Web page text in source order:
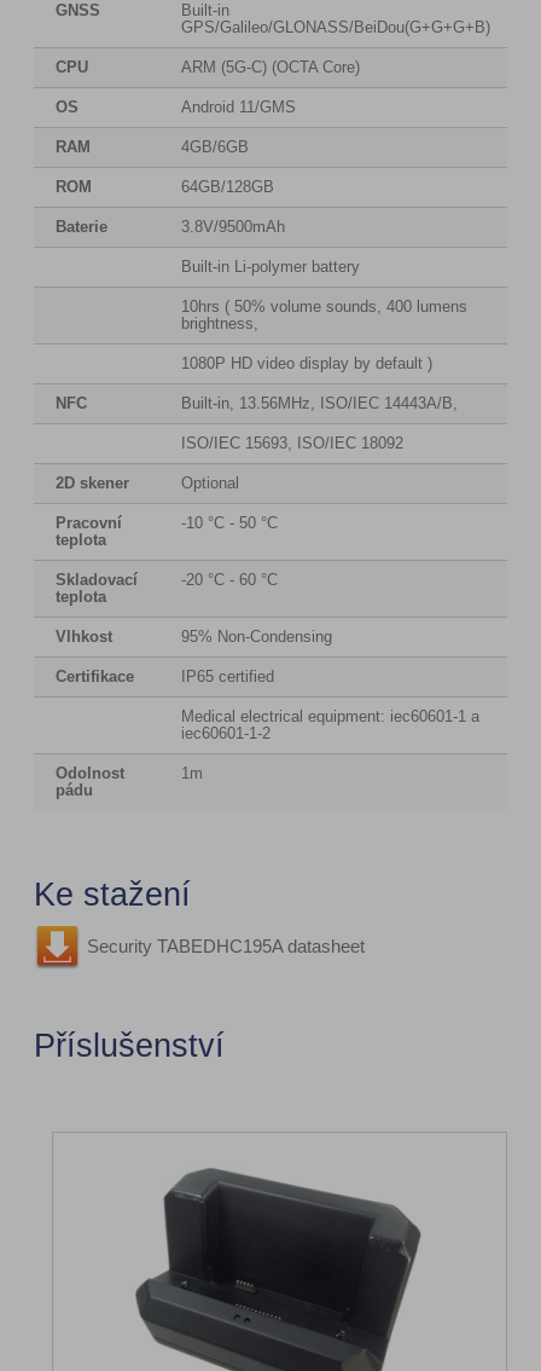
GNSS
Built-in
GPS/Galileo/GLONASS/BeiDou(G+G+G+B)
CPU ARM (5G-C) (OCTA Core)
OS Android 11/GMS
RAM 4GB/6GB
ROM 64GB/128GB
Baterie 3.8V/9500mAh
Built-in Li-polymer battery
10hrs ( 50% volume sounds, 400 lumens
brightness,
1080P HD video display by default )
NFC Built-in, 13.56MHz, ISO/IEC 14443A/B,
ISO/IEC 15693, ISO/IEC 18092
2D skener Optional
Pracovní
teplota
-10 °C - 50 °C
Skladovací
teplota
-20 °C - 60 °C
Vlhkost 95% Non-Condensing
Certifikace IP65 certified
Medical electrical equipment: iec60601-1 a
iec60601-1-2
Odolnost
pádu
1m
Ke stažení
Security TABEDHC195A datasheet
Příslušenství